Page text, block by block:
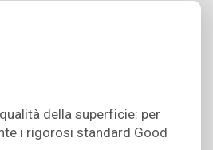
della superficie: per
i rigorosi standard Good